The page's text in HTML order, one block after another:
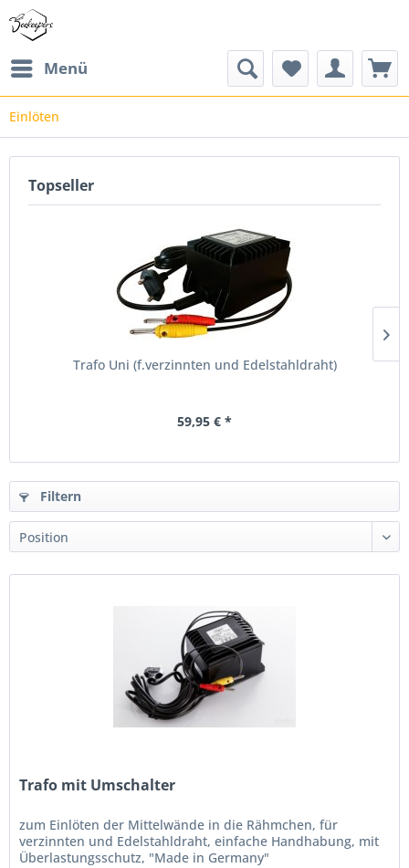
Menü
Einlöten
Topseller
Trafo Uni (f.verzinnten und Edelstahldraht)
59,95 € *
Filtern
Trafo mit Umschalter
zum Einlöten der Mittelwände in die Rähmchen, für
verzinnten und Edelstahldraht, einfache Handhabung, mit
Überlastungsschutz, "Made in Germany"